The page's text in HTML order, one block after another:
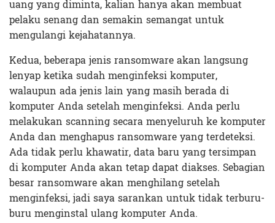
uang yang diminta, kalian hanya akan membuat
pelaku senang dan semakin semangat untuk
mengulangi kejahatannya.
Kedua, beberapa jenis ransomware akan langsung
lenyap ketika sudah menginfeksi komputer,
walaupun ada jenis lain yang masih berada di
komputer Anda setelah menginfeksi. Anda perlu
melakukan scanning secara menyeluruh ke komputer
Anda dan menghapus ransomware yang terdeteksi.
Ada tidak perlu khawatir, data baru yang tersimpan
di komputer Anda akan tetap dapat diakses. Sebagian
besar ransomware akan menghilang setelah
menginfeksi, jadi saya sarankan untuk tidak terburu-
buru menginstal ulang komputer Anda.